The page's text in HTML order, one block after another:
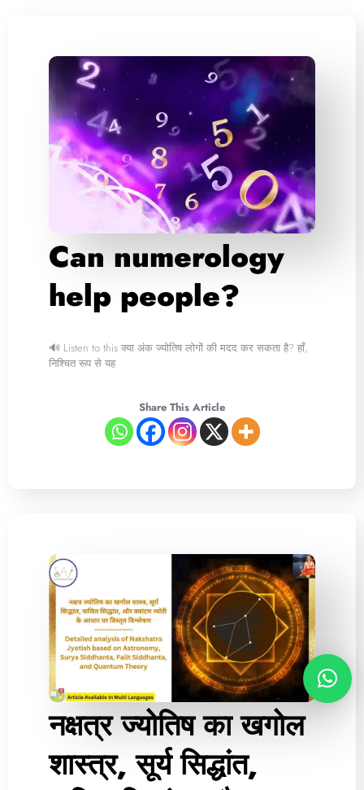
Can numerology
help people?
🔊 Listen to this क्या अंक ज्योतिष लोगों की मदद कर सकता है? हाँ,
निश्चित रूप से यह
Share This Article
नक्षत्र ज्योतिष का खगोल
शास्त्र, सूर्य सिद्धांत,